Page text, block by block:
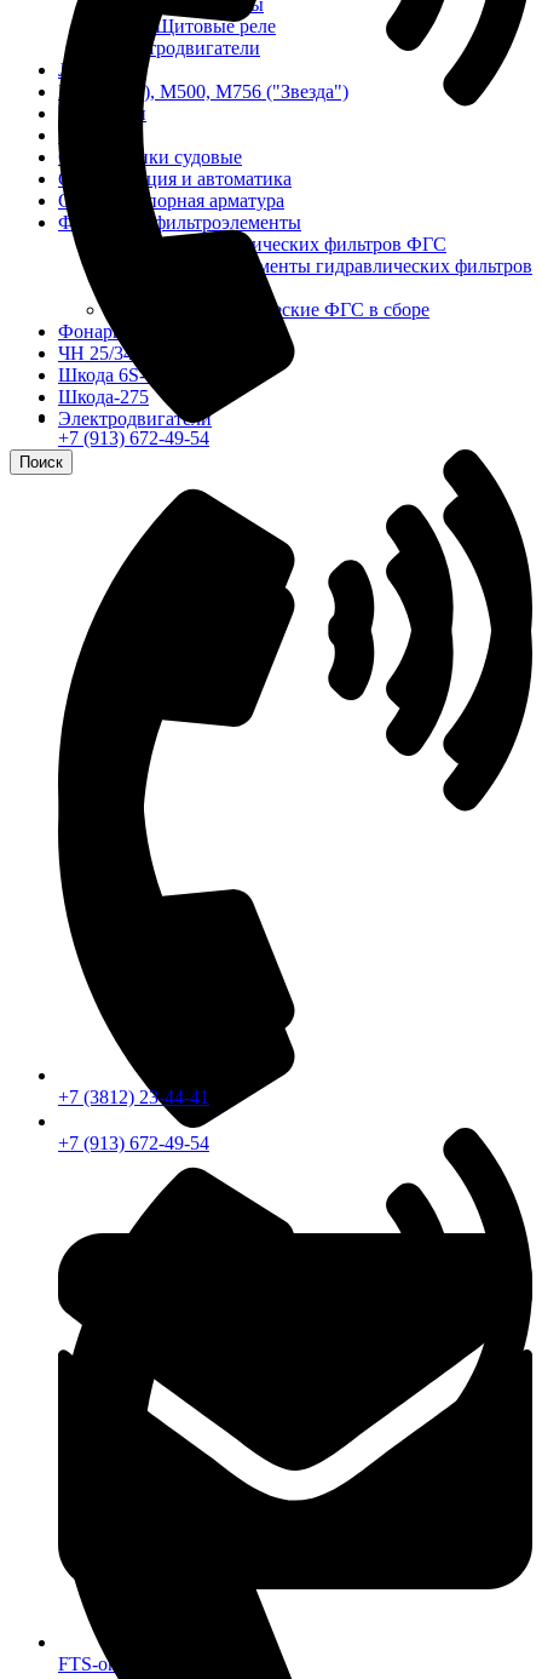
Частотомеры
Щитовые реле
Электродвигатели
Лебедка
М400 (401), М500, М756 ("Звезда")
Пускатели
Разное
Светильники судовые
Сигнализация и автоматика
Судовая запорная арматура
Фильтры и фильтроэлементы
Корпусы гидравлических фильтров ФГС
Фильтрующие элементы гидравлических фильтров
Фильтры гидравлические ФГС в сборе
Фонари
ЧН 25/34
Шкода 6S-160
Шкода-275
Электродвигатели
Поиск
+7 (913) 672-49-54
FTS-omsk@mail.ru
+7 (913) 672-49-54
+7 (3812) 23-44-41